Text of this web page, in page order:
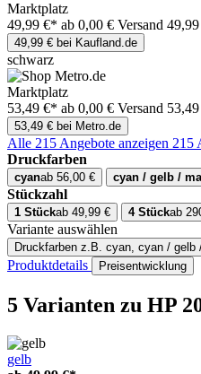
Marktplatz
49,99 €* ab 0,00 € Versand
49,99 € bei Kaufland.de
schwarz
Marktplatz
53,49 €* ab 0,00 € Versand
53,49 € bei Metro.de
Alle 215 Angebote anzeigen 215
Druckfarben
cyanab 56,00 € cyan / gelb /
Stückzahl
1 Stückab 49,99 € 4 Stückab
Variante auswählen
Druckfarben z.B. cyan, cyan / gelb
Produktdetails Preisentwicklung
5 Varianten zu HP
gelb